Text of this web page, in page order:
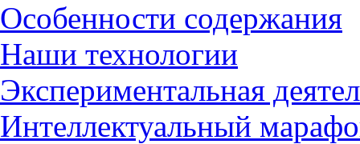
Особенности содержания
Наши технологии
Экспериментальная
Интеллектуальный